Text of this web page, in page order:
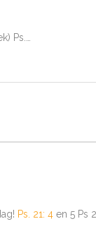
Ps.…
Ps. 21: 4 en 5 Ps